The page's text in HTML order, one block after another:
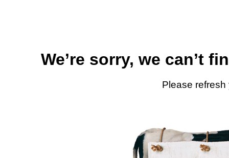
We’re sorry, we can’t
Please refresh